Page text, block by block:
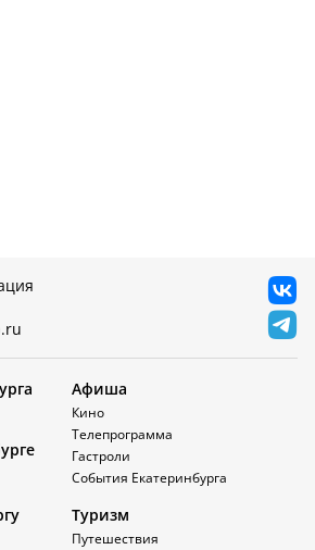
Афиша
Кино
Телепрограмма
Гастроли
События Екатеринбурга
Туризм
Путешествия